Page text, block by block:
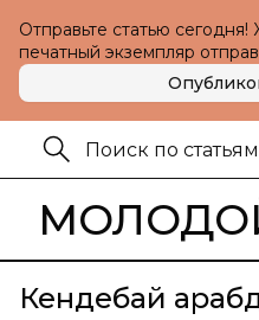
Отправьте статью
печатный экземпляр
Кендебай